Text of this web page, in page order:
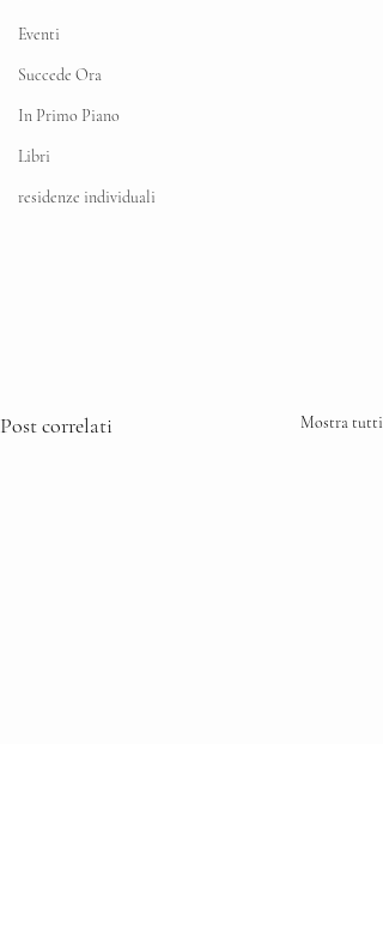
Eventi
Succede Ora
In Primo Piano
Libri
residenze individuali
Post correlati Mostra tutti